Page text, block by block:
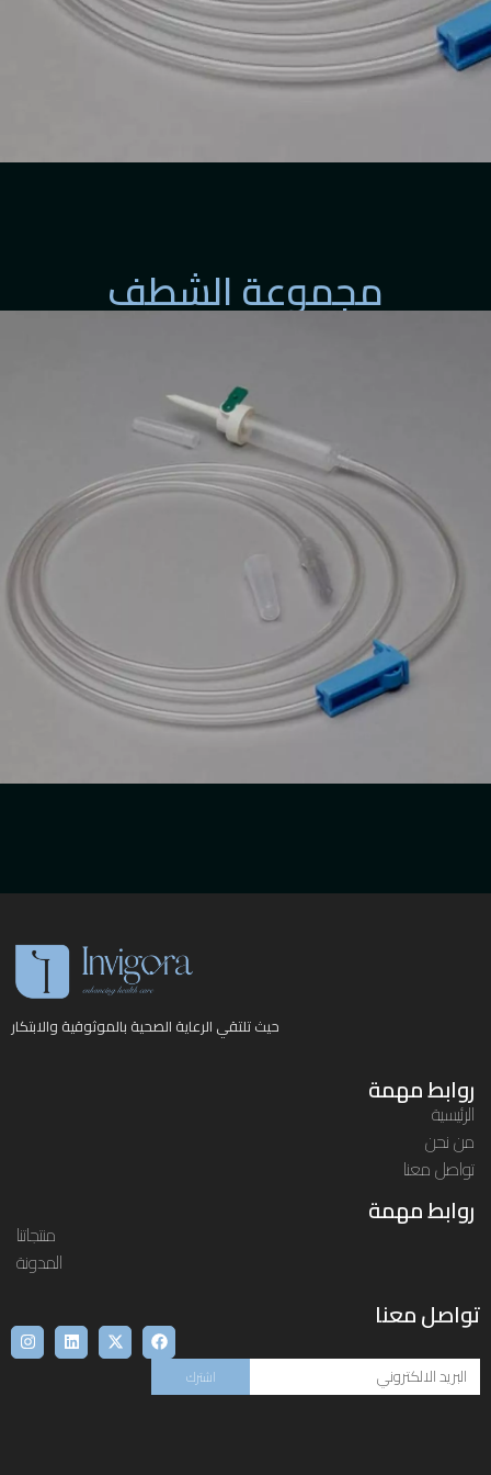
مجموعة الشطف
حيث تلتقي الرعاية الصحية بالموثوقية والابتكار
روابط مهمة
الرئيسية
من نحن
تواصل معنا
روابط مهمة
منتجاتنا
المدونة
تواصل معنا
اشترك